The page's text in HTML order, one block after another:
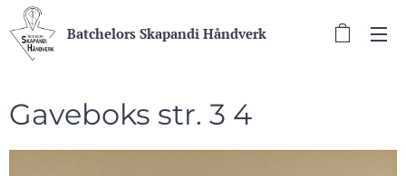
Batchelors Skapandi Håndverk
Gaveboks str. 3 4